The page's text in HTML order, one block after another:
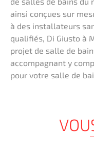
ainsi conçues sur
à des installateurs
qualifiés, Di Giusto à
projet de salle de
accompagnant y
pour votre salle de